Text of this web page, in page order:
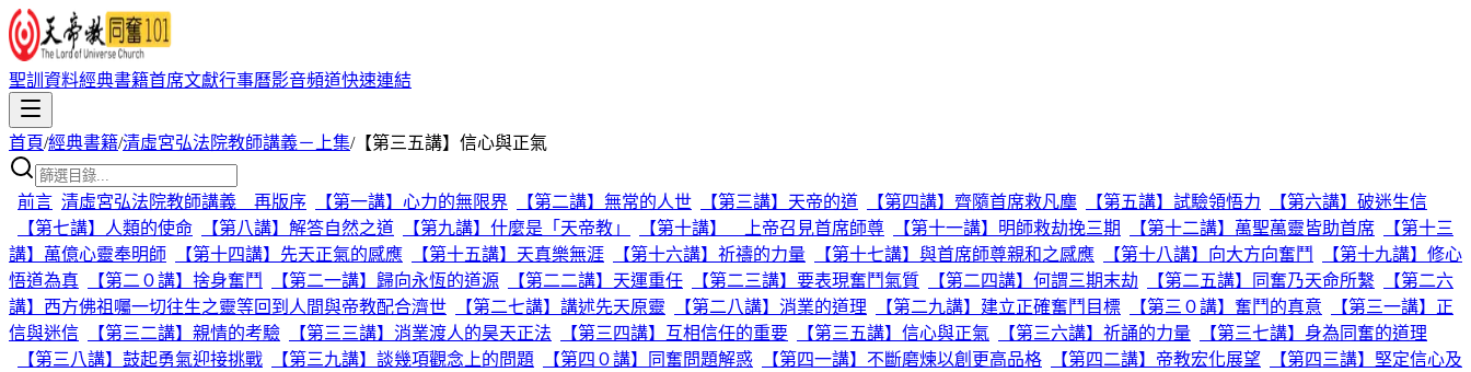
聖訓資料經典書籍首席文獻行事曆影音頻道快速連結
首頁/經典書籍/清虛宮弘法院教師講義－上集/【第三五講】信心與正氣
前言 清虛宮弘法院教師講義 再版序 【第一講】心力的無限界 【第二講】無常的人世 【第三講】天帝的道 【第四講】齊隨首席救凡塵 【第五講】試驗領悟力
【第六講】破迷生信
【第七講】人類的使命
【第八講】解答自然之道 【第九講】什麼是「天帝教」 【第十講】 上帝召見首席師尊 【第十一講】明師救劫挽三期 【第十二講】萬聖萬靈皆助首席
【第十三
講】萬億心靈奉明師
【第十四講】先天正氣的感應 【第十五講】天真樂無涯 【第十六講】祈禱的力量 【第十七講】與首席師尊親和之感應 【第十八講】向大方向奮鬥
【第十九講】修心
悟道為真
【第二０講】捨身奮鬥 【第二一講】歸向永恆的道源 【第二二講】天運重任 【第二三講】要表現奮鬥氣質 【第二四講】何謂三期末劫 【第二五講】同奮乃天命所繫
【第二六
講】西方佛祖囑一切往生之靈等回到人間與帝教配合濟世
【第二七講】講述先天原靈 【第二八講】消業的道理 【第二九講】建立正確奮鬥目標 【第三０講】奮鬥的真意
【第三一講】正
信與迷信
【第三二講】親情的考驗 【第三三講】消業渡人的昊天正法 【第三四講】互相信任的重要 【第三五講】信心與正氣 【第三六講】祈誦的力量
【第三七講】身為同奮的道理
【第三八講】鼓起勇氣迎接挑戰
【第三九講】談幾項觀念上的問題 【第四０講】同奮問題解惑 【第四一講】不斷磨煉以創更高品格 【第四二講】帝教宏化展望
【第四三講】堅定信心及